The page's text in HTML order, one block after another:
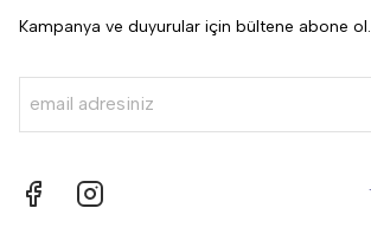
Kampanya ve duyurular için bültene abone ol.